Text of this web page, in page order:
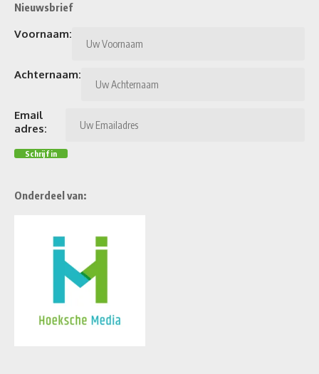
Nieuwsbrief
Voornaam:
Achternaam:
Email
adres:
Onderdeel van: